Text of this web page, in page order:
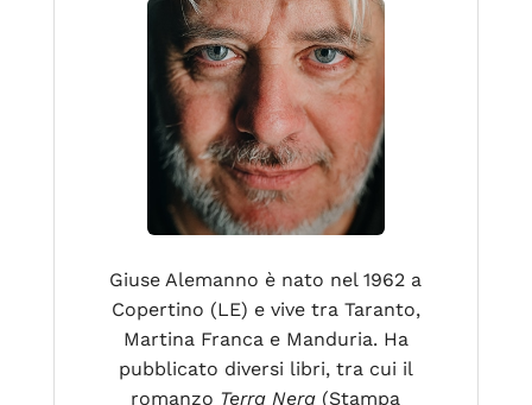
Giuse Alemanno è nato nel 1962 a
Copertino (LE) e vive tra Taranto,
Martina Franca e Manduria. Ha
pubblicato diversi libri, tra cui il
romanzo Terra Nera (Stampa